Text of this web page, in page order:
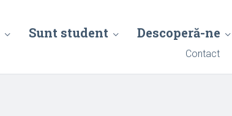
Sunt student Descoperă-ne
Contact